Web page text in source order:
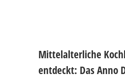
Mittelalterliche
entdeckt: Das Anno